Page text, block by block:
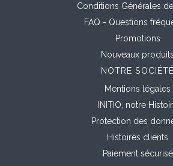
Conditions Générales
FAQ - Questions
Promotions
Nouveaux produits
NOTRE SOCIÉTÉ
Mentions légales
INITIO, notre
Protection des
Histoires clients
Paiement sécurisé